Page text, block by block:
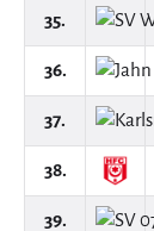
35.
36.
37.
38.
39.